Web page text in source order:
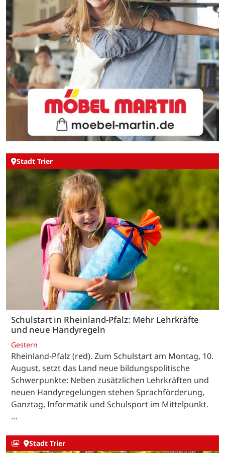
Stadt Trier
Schulstart in Rheinland-Pfalz: Mehr Lehrkräfte
und neue Handyregeln
Gestern
Rheinland-Pfalz (red). Zum Schulstart am Montag, 10.
August, setzt das Land neue bildungspolitische
Schwerpunkte: Neben zusätzlichen Lehrkräften und
neuen Handyregelungen stehen Sprachförderung,
Ganztag, Informatik und Schulsport im Mittelpunkt.
…
Stadt Trier